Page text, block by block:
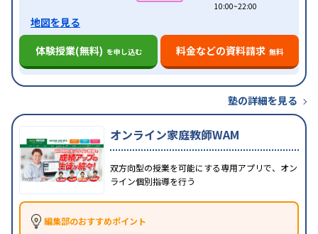
10:00~22:00
地図を見る
体験授業(無料) を申し込む 料金などの資料請求 無料
塾の詳細を見る
オンライン家庭教師WAM
双方向型の授業を可能にする専用アプリで、オン
ライン個別指導を行う
編集部のおすすめポイント